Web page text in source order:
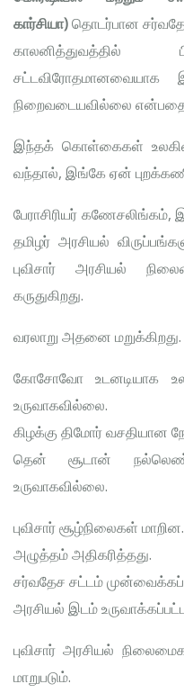
கார்சியா)தொடர்பான
காலனித்துவத்தில்
சட்டவிரோதமானவையாக
நிறைவடையவில்லை என்பதை
இந்தக் கொள்கைகள் உலகின்
வந்தால், இங்கே ஏன்
பேராசிரியர் கணேசலிங்கம்,
தமிழர் அரசியல்
புவிசார் அரசியல்
கருதுகிறது.
வரலாறு அதனை மறுக்கிறது.
கோசோவோ உடனடியாக
உருவாகவில்லை.
கிழக்கு திமோர் வசதியான
தென் சூடான்
உருவாகவில்லை.
புவிசார் சூழ்நிலைகள் மாறின.
அழுத்தம் அதிகரித்தது.
சர்வதேச சட்டம்
அரசியல் இடம்
புவிசார் அரசியல்
மாறுபடும்.